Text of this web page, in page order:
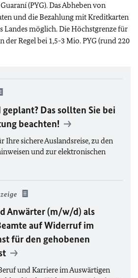
(PYG). Das Abheben von
und die Bezahlung mit Kreditkarten
Landes möglich. Die Höchstgrenze für
der Regel bei 1,5-3 Mio. PYG (rund 220
Das sollten Sie bei
beachten!
sichere Auslandsreise, zu den
und zur elektronischen
Anwärter (m/w/d) als
auf Widerruf im
für den gehobenen
und Karriere im Auswärtigen